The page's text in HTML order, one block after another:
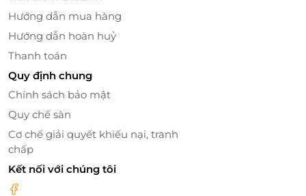
Hướng dẫn mua hàng
Hướng dẫn hoàn huỷ
Thanh toán
Quy định chung
Chính sách bảo mật
Quy chế sàn
Cơ chế giải quyết khiếu nại, tranh
chấp
Kết nối với chúng tôi